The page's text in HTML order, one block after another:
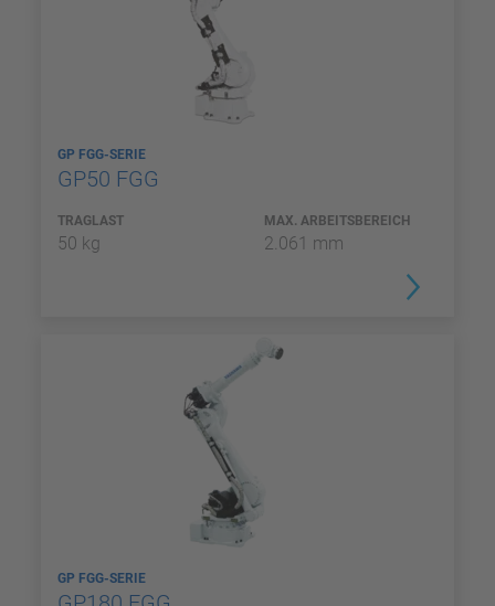
GP FGG-SERIE
GP50 FGG
TRAGLAST
50 kg
MAX. ARBEITSBEREICH
2.061 mm
GP FGG-SERIE